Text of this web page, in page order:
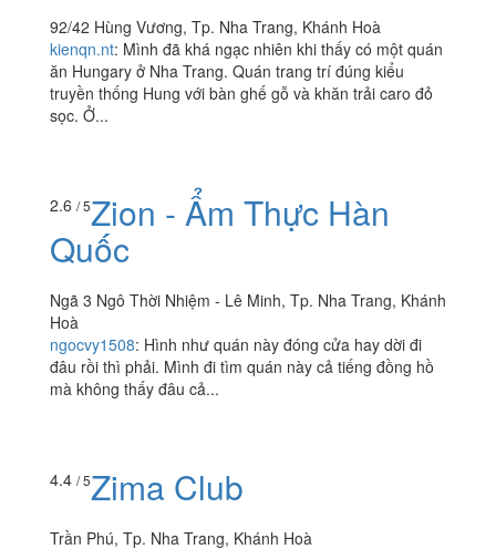
92/42 Hùng Vương, Tp. Nha Trang, Khánh Hoà
kienqn.nt: Mình đã khá ngạc nhiên khi thấy có một quán
ăn Hungary ở Nha Trang. Quán trang trí đúng kiểu
truyền thống Hung với bàn ghế gỗ và khăn trải caro đỏ
sọc. Ở...
2.6/ 5 Zion - Ẩm Thực Hàn
Quốc
Ngã 3 Ngô Thời Nhiệm - Lê Minh, Tp. Nha Trang, Khánh
mà không thấy đâu cả...